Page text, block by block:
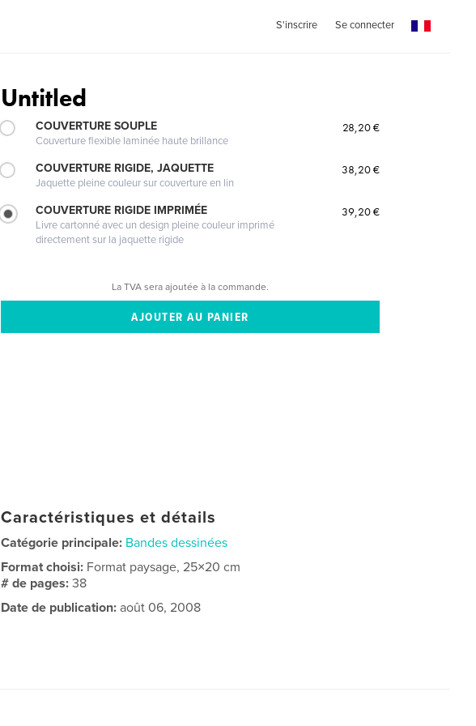
S'inscrire Se connecter
Untitled
COUVERTURE SOUPLE
Couverture flexible laminée haute brillance
28,20 €
COUVERTURE RIGIDE, JAQUETTE
Jaquette pleine couleur sur couverture en lin
38,20 €
COUVERTURE RIGIDE IMPRIMÉE
Livre cartonné avec un design pleine couleur imprimé
directement sur la jaquette rigide
39,20 €
La TVA sera ajoutée à la commande.
Caractéristiques et détails
Catégorie principale: Bandes dessinées
Format choisi: Format paysage, 25×20 cm
# de pages:38
Date de publication: août 06, 2008